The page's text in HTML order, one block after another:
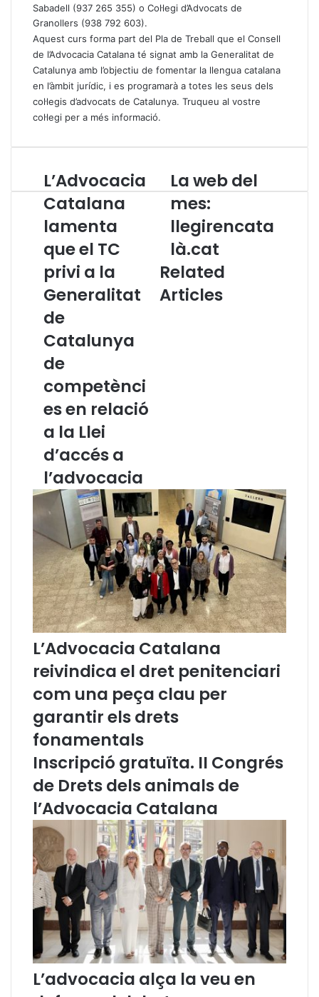
Sabadell (937 265 355) o Col·legi d’Advocats de
Granollers (938 792 603).
Aquest curs forma part del Pla de Treball que el Consell
de l’Advocacia Catalana té signat amb la Generalitat de
Catalunya amb l’objectiu de fomentar la llengua catalana
en l’àmbit jurídic, i es programarà a totes les seus dels
col·legis d’advocats de Catalunya. Truqueu al vostre
col·legi per a més informació.
L
’
A
d
o
c
a
c
a
C
t
a
a
n
l
m
t
a
q
u
e
T
C
p
i
v
a
l
G
e
n
e
r
a
i
t
t
d
e
C
L’Advocacia
Catalana
lamenta
que el TC
privi a la
Generalitat
de
Catalunya
de
competènci
es en relació
a la Llei
d’accés a
l’advocacia
L
a
w
e
e
m
a
t
a
l
à
.
c
a
t
La web del
mes:
llegirencata
là.cat
Related
Articles
L’Advocacia Catalana
reivindica el dret penitenciari
com una peça clau per
garantir els drets
fonamentals
Inscripció gratuïta. II Congrés
de Drets dels animals de
l’Advocacia Catalana
L’advocacia alça la veu en